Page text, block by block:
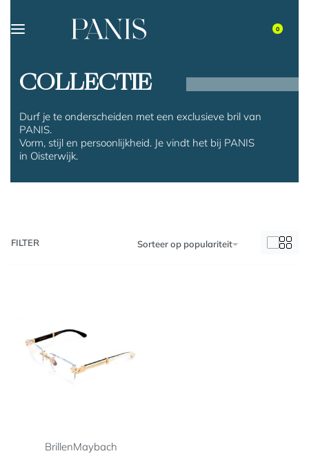
0
COLLECTIE
Durf je te onderscheiden met een exclusieve bril van
PANIS.
Vorm, stijl en persoonlijkheid. Je vindt het bij PANIS
in Oisterwijk.
Sorteer op populariteit
FILTER
BrillenMaybach